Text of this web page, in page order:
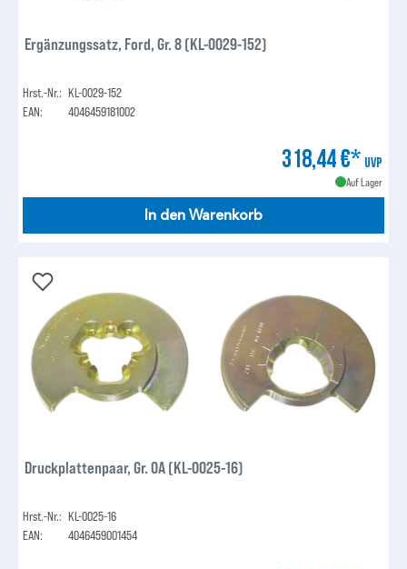
Ergänzungssatz, Ford, Gr. 8 (KL-0029-152)
Hrst.-Nr.: KL-0029-152
EAN:
4046459181002
318,44 €* UVP
Auf Lager
In den Warenkorb
Druckplattenpaar, Gr. 0A (KL-0025-16)
Hrst.-Nr.: KL-0025-16
EAN:
4046459001454